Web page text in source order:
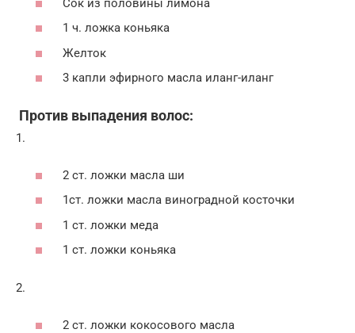
Сок из половины лимона
1 ч. ложка коньяка
Желток
3 капли эфирного масла иланг-иланг
Против выпадения волос:
1.
2 ст. ложки масла ши
1ст. ложки масла виноградной косточки
1 ст. ложки меда
1 ст. ложки коньяка
2.
2 ст. ложки кокосового масла